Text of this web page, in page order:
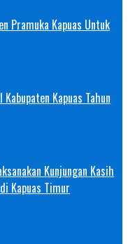
Pramuka Kapuas Untuk
Kapuas Tahun
Kunjungan Kasih
Kapuas Timur